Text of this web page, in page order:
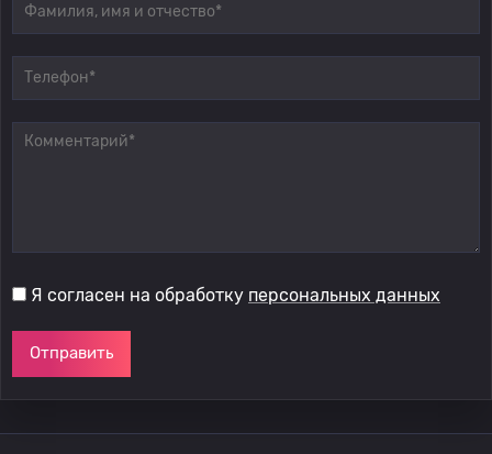
Я согласен на обработку персональных данных
Отправить